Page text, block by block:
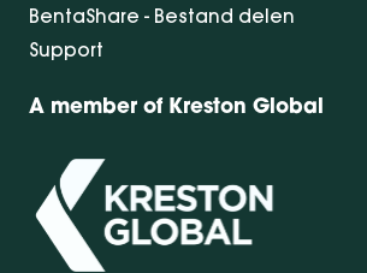
BentaShare - Bestand delen
Support
A member of Kreston Global